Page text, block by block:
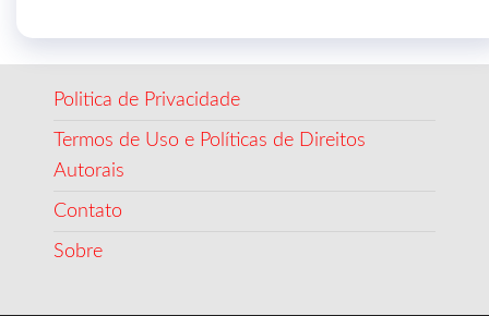
Politica de Privacidade
Termos de Uso e Políticas de Direitos
Autorais
Contato
Sobre